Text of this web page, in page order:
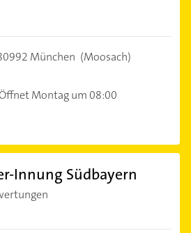
München (Moosach)
Montag um 08:00
Innung Südbayern